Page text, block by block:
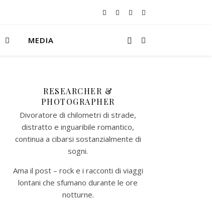
MEDIA
RESEARCHER &
PHOTOGRAPHER
Divoratore di chilometri di strade,
distratto e inguaribile romantico,
continua a cibarsi sostanzialmente di
sogni.
Ama il post – rock e i racconti di viaggi
lontani che sfumano durante le ore
notturne.​